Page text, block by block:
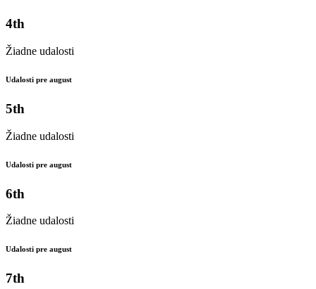
4th
Žiadne udalosti
Udalosti pre august
5th
Žiadne udalosti
Udalosti pre august
6th
Žiadne udalosti
Udalosti pre august
7th